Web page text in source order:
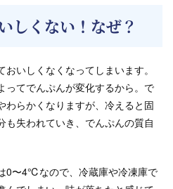
しくない！なぜ？
いしくなくなってしまいます。
ってでんぷんが変化するから。で
わらかくなりますが、冷えると固
も失われていき、でんぷんの質自
0〜4℃なので、冷蔵庫や冷凍庫で